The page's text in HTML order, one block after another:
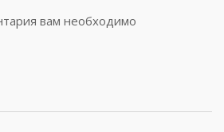
вам необходимо